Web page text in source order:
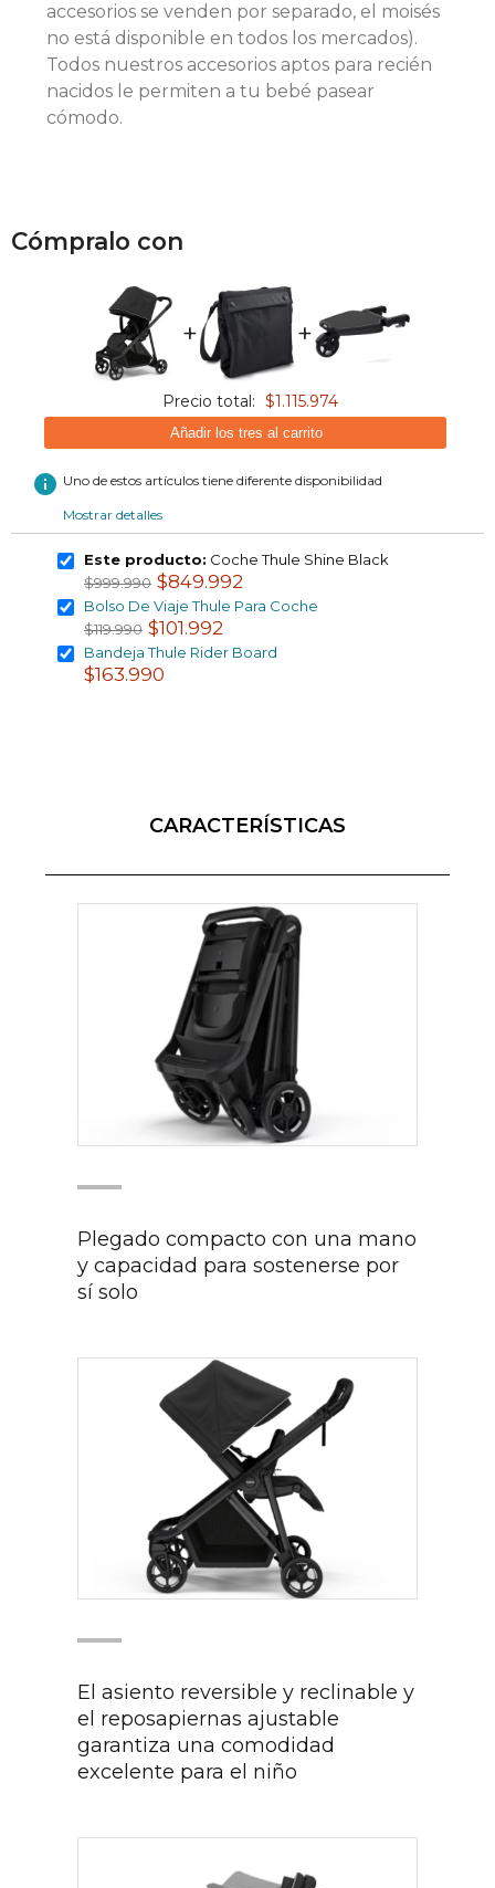
accesorios se venden por separado, el moisés
no está disponible en todos los mercados).
Todos nuestros accesorios aptos para recién
nacidos le permiten a tu bebé pasear
cómodo.
Cómpralo con
+ +
Precio total: $1.115.974
Añadir los tres al carrito
info Uno de estos artículos tiene diferente disponibilidad
Mostrar detalles
Este producto: Coche Thule Shine Black
$999.990 $849.992
Bolso De Viaje Thule Para Coche
$119.990 $101.992
Bandeja Thule Rider Board
$163.990
CARACTERÍSTICAS
Plegado compacto con una mano
y capacidad para sostenerse por
sí solo
El asiento reversible y reclinable y
el reposapiernas ajustable
garantiza una comodidad
excelente para el niño​